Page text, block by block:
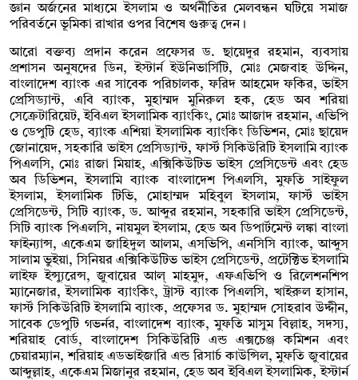
জ্ঞান অর্জনের মাধ্যমে ইসলাম ও অর্থনীতির মেলবন্ধন ঘটিয়ে সমাজ
পরিবর্তনে ভূমিকা রাখার ওপর বিশেষ গুরুত্ব দেন।
আরো বক্তব্য প্রদান করেন প্রফেসর ড. ছায়েদুর রহমান, ব্যবসায়
প্রশাসন অনুষদের ডিন, ইস্টার্ন ইউনিভার্সিটি, মোঃ মেজবাহ উদ্দিন,
বাংলাদেশ ব্যাংক এর সাবেক পরিচালক, ফরিদ আহমেদ ফকির, ভাইস
প্রেসিড্যান্ট, এবি ব্যাংক, মুহাম্মদ মুনিরুল হক, হেড অব শরিয়া
সেক্রেটারিয়েট, ইবিএল ইসলামিক ব্যাংকিং, মোঃ আজাদ রহমান, এভিপি
ও ডেপুটি হেড, ব্যাংক এশিয়া ইসলামিক ব্যাংকিং ডিভিশন, মোঃ ছায়েদ
জোনায়েদ, সহকারি ভাইস প্রেসিড্যান্ট, ফার্স্ট সিকিউরিটি ইসলামি ব্যাংক
পিএলসি, মোঃ রাজা মিয়াহ, এক্সিকিউটিভ ভাইস প্রেসিডেন্ট এবং হেড
অব ডিভিশন, ইসলামি ব্যাংক বাংলাদেশ পিএলসি, মুফতি সাইফুল
ইসলাম, ইসলামিক টিভি, মোহাম্মদ মহিবুল ইসলাম, ফার্স্ট ভাইস
প্রেসিডেন্ট, সিটি ব্যাংক, ড. আব্দুর রহমান, সহকারি ভাইস প্রেসিডেন্ট,
সিটি ব্যাংক পিএলসি, নায়মুল ইসলাম, হেড অব ডিপার্টমেন্ট লঙ্কা বাংলা
ফাইন্যান্স, একেএম জাহিদুল আলম, এসভিপি, এনসিসি ব্যাংক, আব্দুস
সালাম ভুইয়া, সিনিয়র এক্সিকিউটিভ ভাইস প্রেসিডেন্ট, প্রটেক্টিভ ইসলামি
লাইফ ইন্স্যুরেন্স, জুবায়ের আল্ মাহমুদ, এফএভিপি ও রিলেশনশিপ
ম্যানেজার, ইসলামিক ব্যাংকিং, ট্রাস্ট ব্যাংক পিএলসি, খাইরুল হাসান,
ফার্স্ট সিকিউরিটি ইসলামি ব্যাংক, প্রফেসর ড. মুহাম্মদ সোহরাব উদ্দীন,
সাবেক ডেপুটি গভর্নর, বাংলাদেশ ব্যাংক, মুফতি মাসুম বিল্লাহ, সদস্য,
শরিয়াহ বোর্ড, বাংলাদেশ সিকিউরিটি এন্ড এক্সচেঞ্জ কমিশন এবং
চেয়ারম্যান, শরিয়াহ এডভাইজারি এন্ড রিসার্চ কাউন্সিল, মুফতি জুবায়ের
আব্দুল্লাহ, একেএম মিজানুর রহমান, হেড অব ইবিএল ইসলামিক, ইস্টার্ন